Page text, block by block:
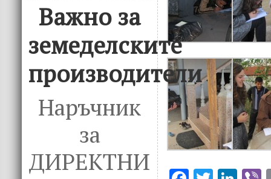
Важно за
земеделските
производители
Наръчник
за
ДИРЕКТНИ